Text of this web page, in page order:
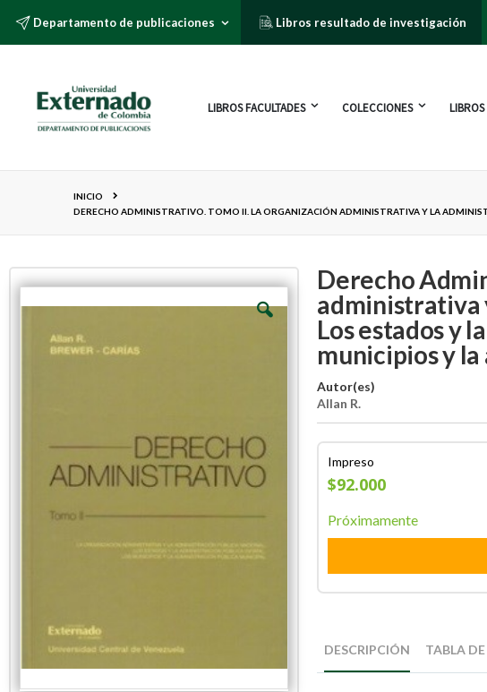
Departamento de publicaciones Libros resultado de investigación
LIBROS FACULTADES COLECCIONES
INICIO
DERECHO ADMINISTRATIVO. TOMO II. LA ORGANIZACIÓN ADMINISTRATIVA Y LA
Derecho
administrativa
Los estados y
municipios y
Autor(es)
Allan R.
Impreso
$92.000
Próximamente
to
end
to
beginning
DESCRIPCIÓN TABLA